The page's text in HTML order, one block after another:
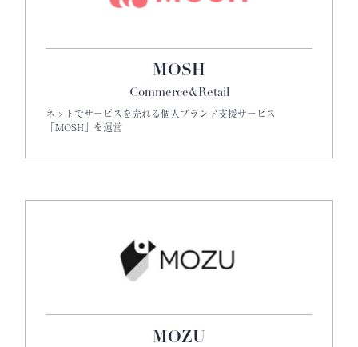
MOSH
Commerce&Retail
ネットでサービスを売れる個人ブランド支援サービス
「MOSH」を運営
MOZU